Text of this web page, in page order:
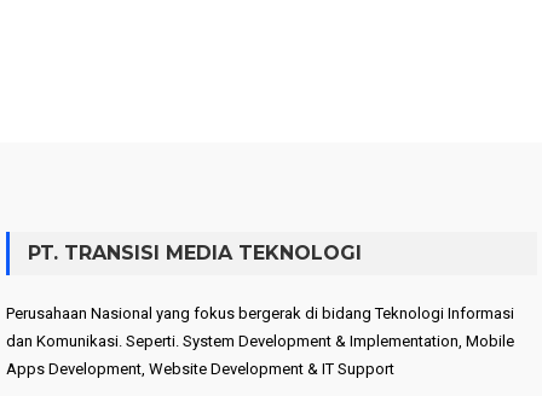
PT. TRANSISI MEDIA TEKNOLOGI
Perusahaan Nasional yang fokus bergerak di bidang Teknologi Informasi
dan Komunikasi. Seperti. System Development & Implementation, Mobile
Apps Development, Website Development & IT Support